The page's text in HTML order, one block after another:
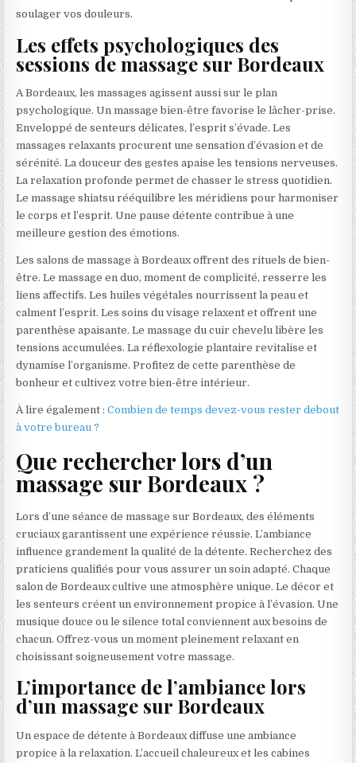
soulager vos douleurs.
Les effets psychologiques des
sessions de massage sur Bordeaux
A Bordeaux, les massages agissent aussi sur le plan
psychologique. Un massage bien-être favorise le lâcher-prise.
Enveloppé de senteurs délicates, l’esprit s’évade. Les
massages relaxants procurent une sensation d’évasion et de
sérénité. La douceur des gestes apaise les tensions nerveuses.
La relaxation profonde permet de chasser le stress quotidien.
Le massage shiatsu rééquilibre les méridiens pour harmoniser
le corps et l’esprit. Une pause détente contribue à une
meilleure gestion des émotions.
Les salons de massage à Bordeaux offrent des rituels de bien-
être. Le massage en duo, moment de complicité, resserre les
liens affectifs. Les huiles végétales nourrissent la peau et
calment l’esprit. Les soins du visage relaxent et offrent une
parenthèse apaisante. Le massage du cuir chevelu libère les
tensions accumulées. La réflexologie plantaire revitalise et
dynamise l’organisme. Profitez de cette parenthèse de
bonheur et cultivez votre bien-être intérieur.
À lire également :Combien de temps devez-vous rester debout
à votre bureau ?
Que rechercher lors d’un
massage sur Bordeaux ?
Lors d’une séance de massage sur Bordeaux, des éléments
cruciaux garantissent une expérience réussie. L’ambiance
influence grandement la qualité de la détente. Recherchez des
praticiens qualifiés pour vous assurer un soin adapté. Chaque
salon de Bordeaux cultive une atmosphère unique. Le décor et
les senteurs créent un environnement propice à l’évasion. Une
musique douce ou le silence total conviennent aux besoins de
chacun. Offrez-vous un moment pleinement relaxant en
choisissant soigneusement votre massage.
L’importance de l’ambiance lors
d’un massage sur Bordeaux
Un espace de détente à Bordeaux diffuse une ambiance
propice à la relaxation. L’accueil chaleureux et les cabines